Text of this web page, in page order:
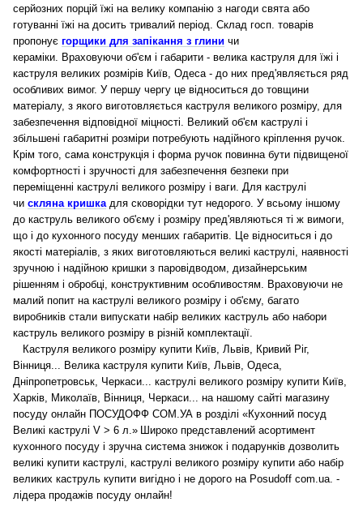
серйозних порцій їжі на велику компанію з нагоди свята або
готуванні їжі на досить тривалий період. Склад госп. товарів
пропонує горщики для запікання з глини чи
кераміки. Враховуючи об'єм і габарити - велика каструля для їжі і
каструля великих розмірів Київ, Одеса - до них пред'являється ряд
особливих вимог. У першу чергу це відноситься до товщини
матеріалу, з якого виготовляється каструля великого розміру, для
забезпечення відповідної міцності. Великий об'єм каструлі і
збільшені габаритні розміри потребують надійного кріплення ручок.
Крім того, сама конструкція і форма ручок повинна бути підвищеної
комфортності і зручності для забезпечення безпеки при
переміщенні каструлі великого розміру і ваги. Для каструлі
чи скляна кришкадля сковорідки тут недорого. У всьому іншому
до каструль великого об'єму і розміру пред'являються ті ж вимоги,
що і до кухонного посуду менших габаритів. Це відноситься і до
якості матеріалів, з яких виготовляються великі каструлі, наявності
зручною і надійною кришки з паровідводом, дизайнерським
рішенням і обробці, конструктивним особливостям. Враховуючи не
малий попит на каструлі великого розміру і об'єму, багато
виробників стали випускати набір великих каструль або набори
каструль великого розміру в різній комплектації.
Каструля великого розміру купити Київ, Львів, Кривий Ріг,
Вінниця... Велика каструля купити Київ, Львів, Одеса,
Дніпропетровськ, Черкаси... каструлі великого розміру купити Київ,
Харків, Миколаїв, Вінниця, Черкаси... на нашому сайті магазину
посуду онлайн ПОСУДОФФ СОМ.УА в розділі «Кухонний посуд
Великі каструлі V > 6 л.» Широко представлений асортимент
кухонного посуду і зручна система знижок і подарунків дозволить
великі купити каструлі, каструлі великого розміру купити або набір
великих каструль купити вигідно і не дорого на Posudoff com.ua. -
лідера продажів посуду онлайн!